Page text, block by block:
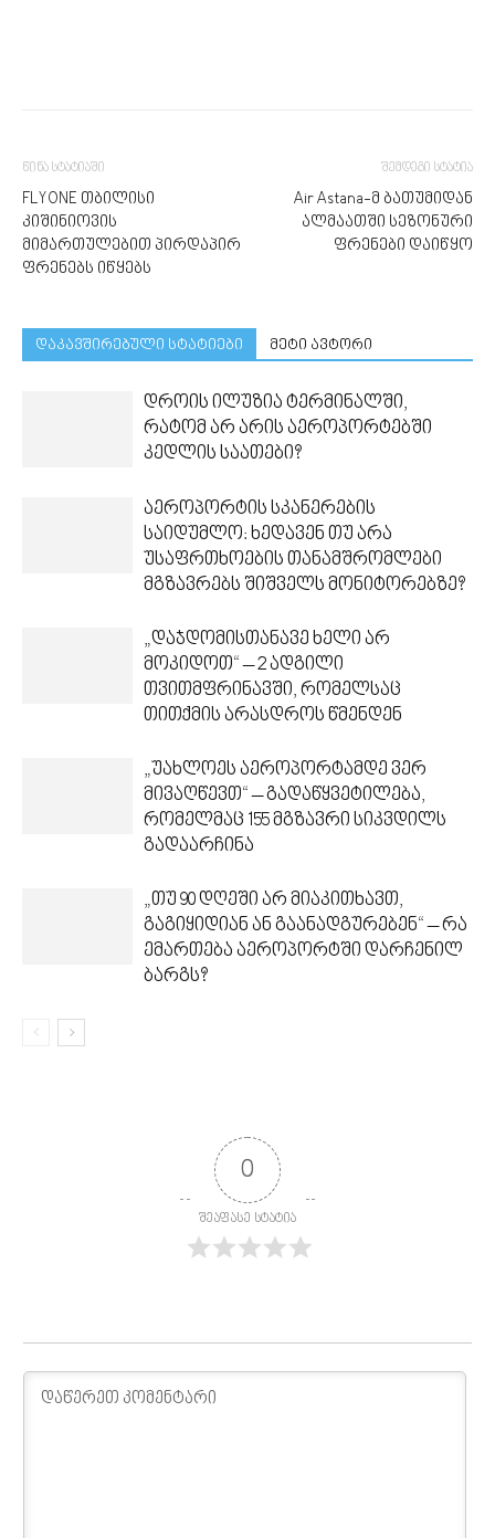
წინა სტატიაში
FLYONE თბილისი
კიშინიოვის
მიმართულებით პირდაპირ
ფრენებს იწყებს
შემდეგი სტატია
Air Astana-მ ბათუმიდან
ალმაათში სეზონური
ფრენები დაიწყო
დაკავშირებული სტატიები მეტი ავტორი
დროის ილუზია ტერმინალში,
რატომ არ არის აეროპორტებში
კედლის საათები?
აეროპორტის სკანერების
საიდუმლო: ხედავენ თუ არა
უსაფრთხოების თანამშრომლები
მგზავრებს შიშველს მონიტორებზე?
„დაჯდომისთანავე ხელი არ
მოკიდოთ“ – 2 ადგილი
თვითმფრინავში, რომელსაც
თითქმის არასდროს წმენდენ
„უახლოეს აეროპორტამდე ვერ
მივაღწევთ“ – გადაწყვეტილება,
რომელმაც 155 მგზავრი სიკვდილს
გადაარჩინა
„თუ 90 დღეში არ მიაკითხავთ,
გაგიყიდიან ან გაანადგურებენ“ – რა
ემართება აეროპორტში დარჩენილ
ბარგს?
0
შეაფასე სტატია